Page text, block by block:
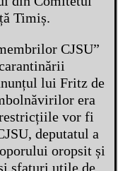
Timiș.
CJSU”
lui Fritz de
era
restricțiile vor fi
deputatul a
oropsit și
sfaturi utile de